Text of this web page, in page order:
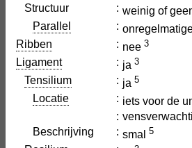
Structuur : weinig of
Parallel :
Ribben : nee 3
Ligament : ja 3
Tensilium : ja 5
Locatie : iets voor de
:
Beschrijving
: smal 5